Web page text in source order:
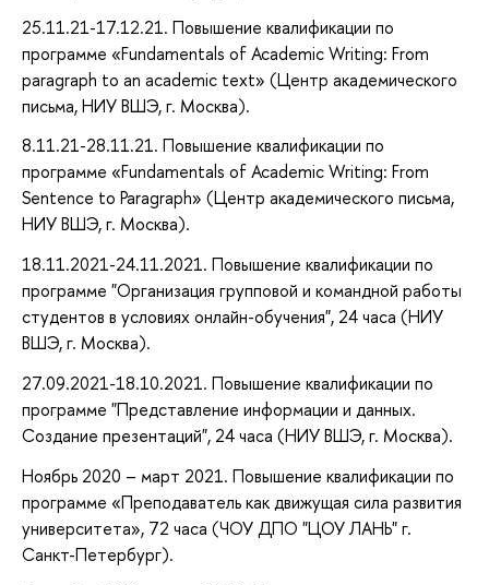
25.11.21-17.12.21. Повышение квалификации по
программе «Fundamentals of Academic Writing: From
paragraph to an academic text» (Центр академического
письма, НИУ ВШЭ, г. Москва).
8.11.21-28.11.21. Повышение квалификации по
программе «Fundamentals of Academic Writing: From
Sentence to Paragraph» (Центр академического письма,
НИУ ВШЭ, г. Москва).
18.11.2021-24.11.2021. Повышение квалификации по
программе "Организация групповой и командной работы
студентов в условиях онлайн-обучения", 24 часа (НИУ
ВШЭ, г. Москва).
27.09.2021-18.10.2021. Повышение квалификации по
программе "Представление информации и данных.
Создание презентаций", 24 часа (НИУ ВШЭ, г. Москва).
Ноябрь 2020 – март 2021. Повышение квалификации по
программе «Преподаватель как движущая сила развития
университета», 72 часа (ЧОУ ДПО "ЦОУ ЛАНЬ" г.
Санкт-Петербург).